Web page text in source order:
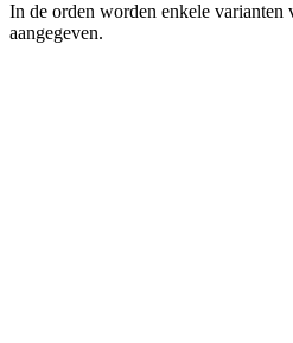
In de orden worden enkele varianten
aangegeven.